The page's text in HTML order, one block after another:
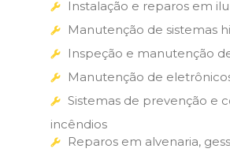
Instalação e reparos em
Manutenção de sistemas
Inspeção e manutenção
Manutenção de
Sistemas de prevenção e
incêndios
Reparos em alvenaria,